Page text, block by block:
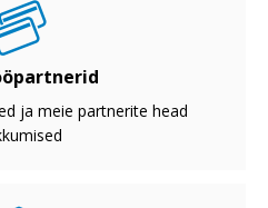
ja meie partnerite head